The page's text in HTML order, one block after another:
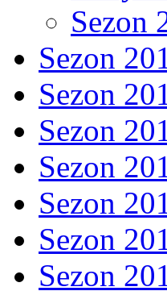
Sezon
Sezon
Sezon
Sezon
Sezon
Sezon
Sezon
Sezon